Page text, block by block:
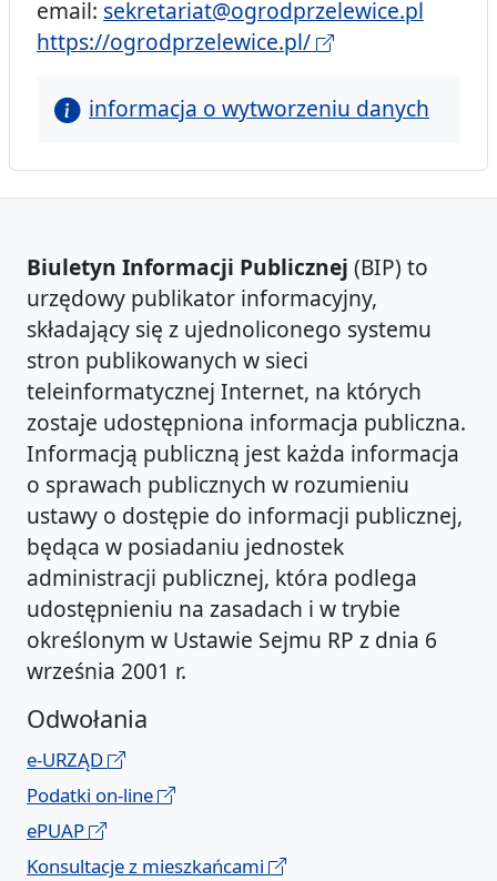
email: sekretariat@ogrodprzelewice.pl
https://ogrodprzelewice.pl/
informacja o wytworzeniu danych
Biuletyn Informacji Publicznej (BIP) to
urzędowy publikator informacyjny,
składający się z ujednoliconego systemu
stron publikowanych w sieci
teleinformatycznej Internet, na których
zostaje udostępniona informacja publiczna.
Informacją publiczną jest każda informacja
o sprawach publicznych w rozumieniu
ustawy o dostępie do informacji publicznej,
będąca w posiadaniu jednostek
administracji publicznej, która podlega
udostępnieniu na zasadach i w trybie
określonym w Ustawie Sejmu RP z dnia 6
września 2001 r.
Odwołania
e-URZĄD
Podatki on-line
ePUAP
Konsultacje z mieszkańcami